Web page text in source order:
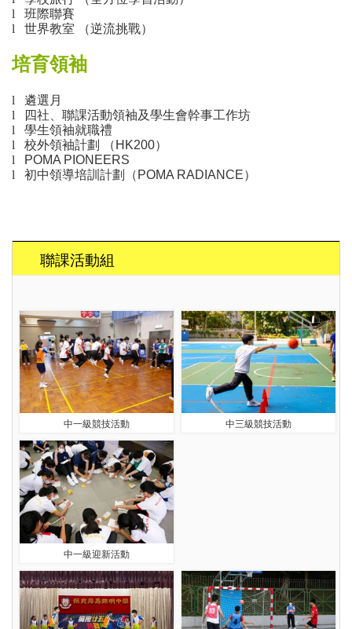
l
班際聯賽
l
世界教室 （逆流挑戰）
培育領袖
l
遴選月
l
四社、聯課活動領袖及學生會幹事工作坊
l
學生領袖就職禮
l
校外領袖計劃 （ HK200）
l
POMA PIONEERS
l
初中領導培訓計劃（POMA RADIANCE）
聯課活動組
中一級競技活動 中三級競技活動
中一級迎新活動